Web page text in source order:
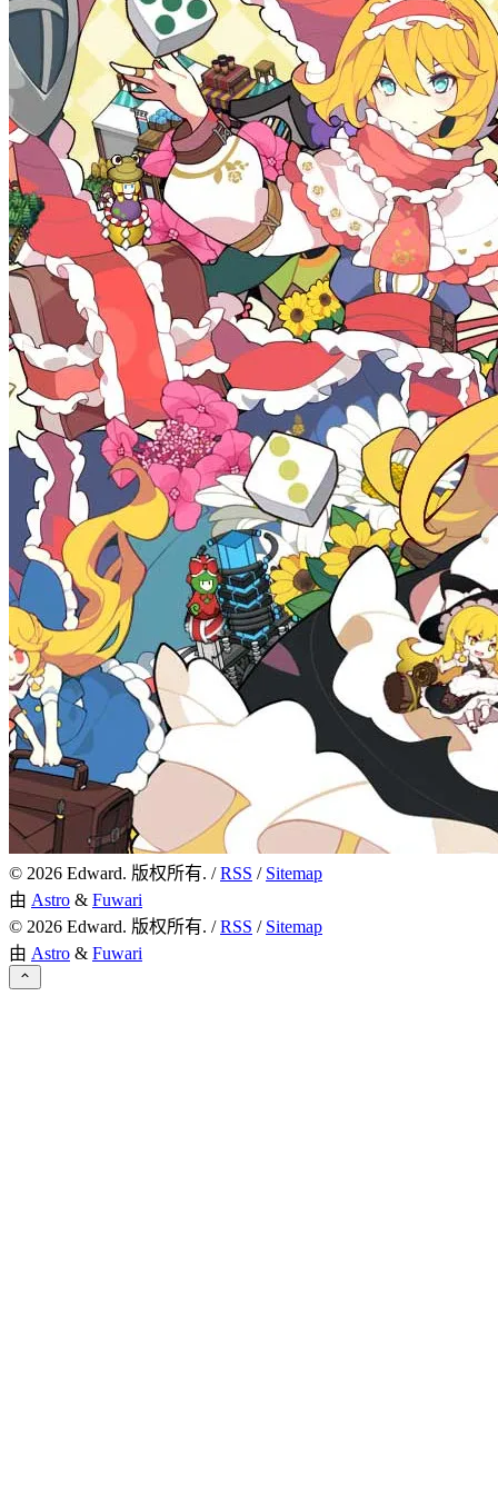
© 2026 Edward. 版权所有. /RSS / Sitemap
由 Astro & Fuwari
© 2026 Edward. 版权所有. /RSS / Sitemap
由 Astro & Fuwari